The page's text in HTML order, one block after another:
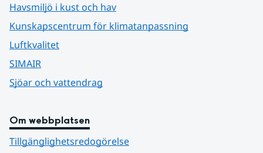
Havsmiljö i kust och hav
Kunskapscentrum för klimatanpassning
Luftkvalitet
SIMAIR
Sjöar och vattendrag
Om webbplatsen
Tillgänglighetsredogörelse